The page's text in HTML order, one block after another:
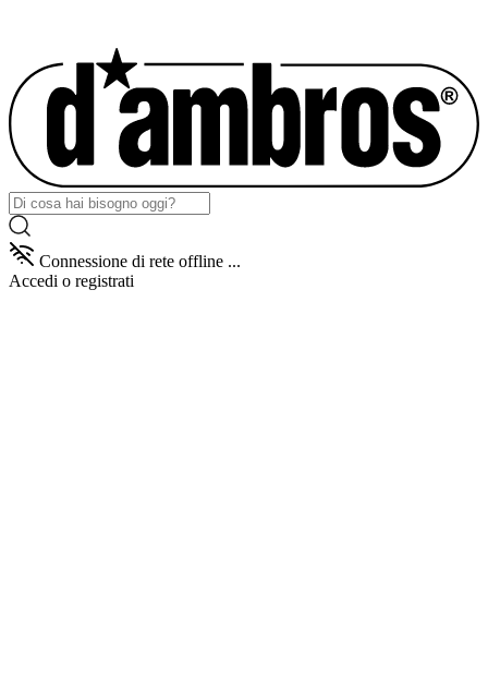
Connessione di rete offline ...
Accedi o registrati